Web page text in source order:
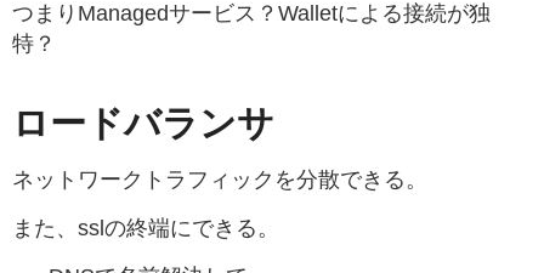
つまりManagedサービス？Walletによる接続が独
特？
ロードバランサ
ネットワークトラフィックを分散できる。
また、sslの終端にできる。